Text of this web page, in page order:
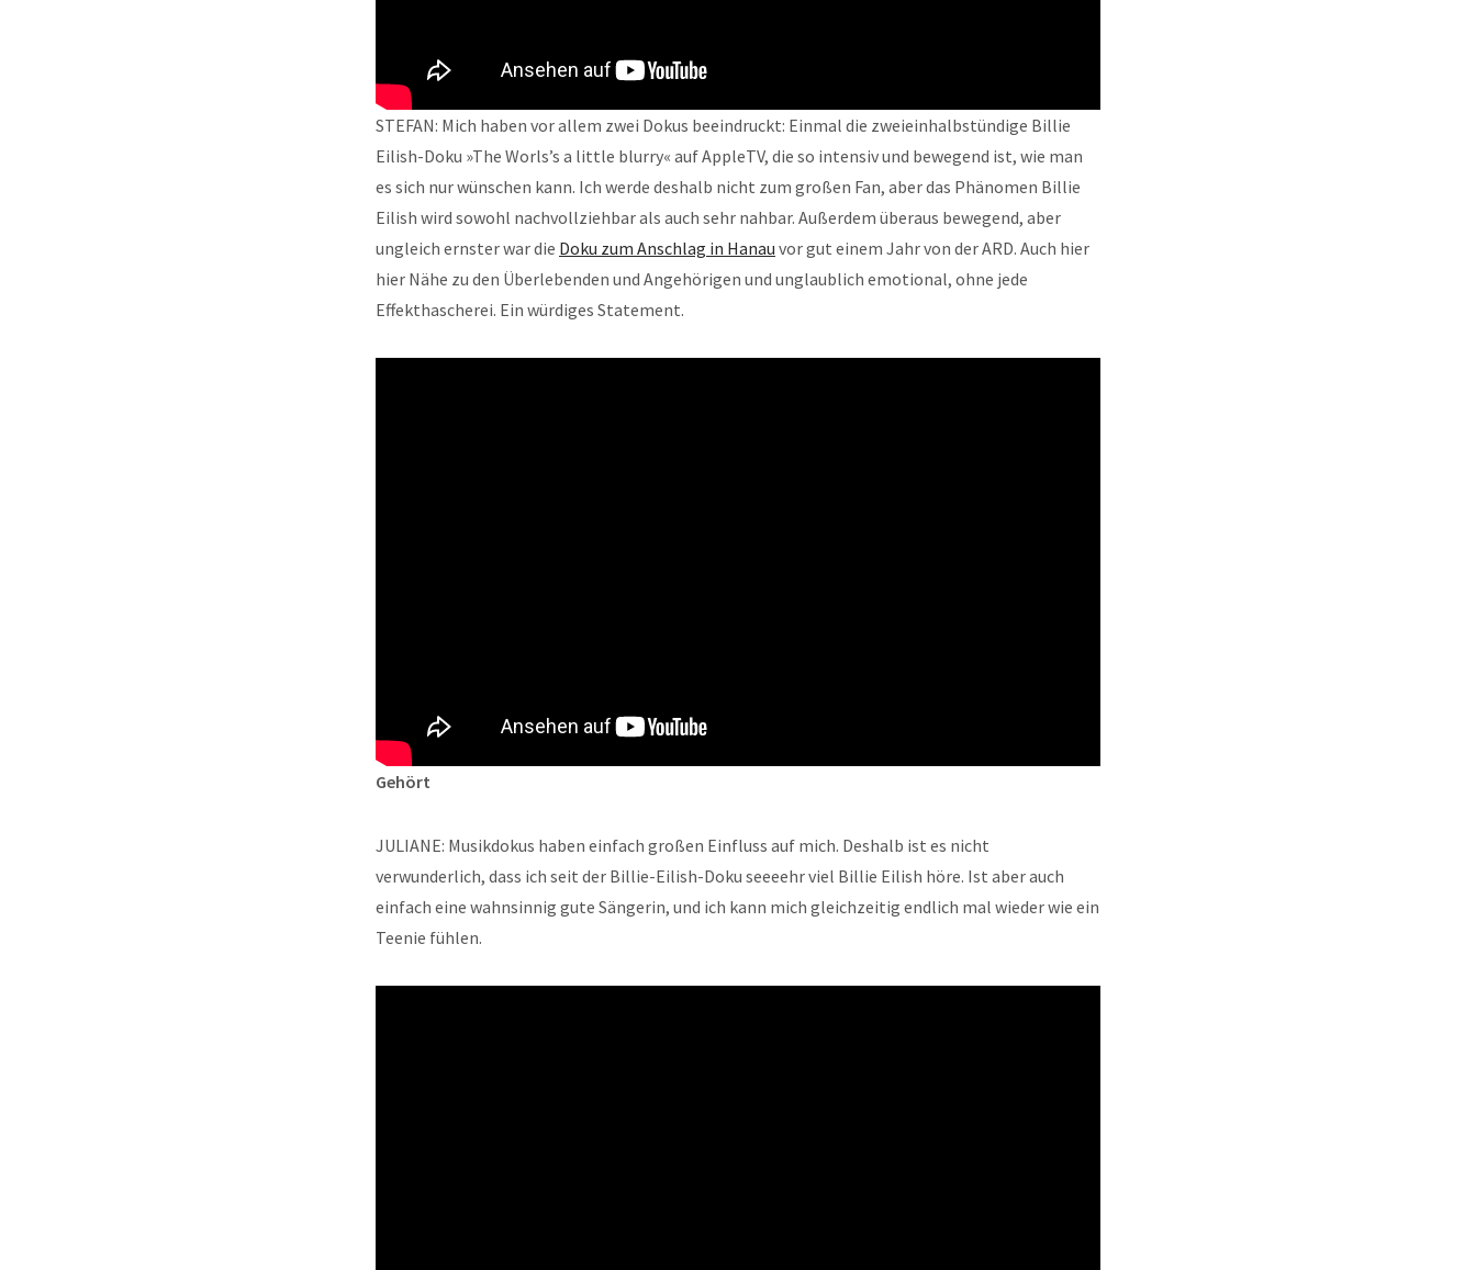
STEFAN: Mich haben vor allem zwei Dokus beeindruckt: Einmal die zweieinhalbstündige Billie
Eilish-Doku »The Worls’s a little blurry« auf AppleTV, die so intensiv und bewegend ist, wie man
es sich nur wünschen kann. Ich werde deshalb nicht zum großen Fan, aber das Phänomen Billie
Eilish wird sowohl nachvollziehbar als auch sehr nahbar. Außerdem überaus bewegend, aber
ungleich ernster war die Doku zum Anschlag in Hanau vor gut einem Jahr von der ARD. Auch hier
hier Nähe zu den Überlebenden und Angehörigen und unglaublich emotional, ohne jede
Effekthascherei. Ein würdiges Statement.
Gehört
JULIANE: Musikdokus haben einfach großen Einfluss auf mich. Deshalb ist es nicht
verwunderlich, dass ich seit der Billie-Eilish-Doku seeeehr viel Billie Eilish höre. Ist aber auch
einfach eine wahnsinnig gute Sängerin, und ich kann mich gleichzeitig endlich mal wieder wie ein
Teenie fühlen.